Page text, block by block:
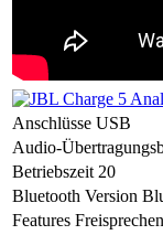
Anschlüsse USB
Audio-
Betriebszeit 20
Bluetooth Version
Features Freisprechen